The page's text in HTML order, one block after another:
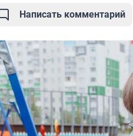
Написать комментарий